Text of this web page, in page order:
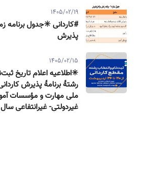
1405/02/19
#کاردانی ✳️جدول برنامه
پذیرش
1405/02/15
✳️اطلاعیه اعلام تاریخ
رشتۀ برنامۀ پذیرش
ملی مهارت و مؤسسات
غیردولتی- غیرانتفاعی سال ۱۴۰۵